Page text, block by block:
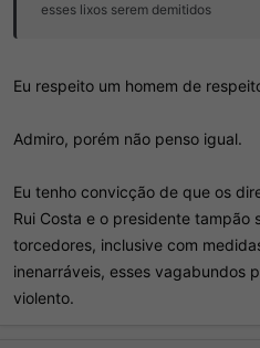
esses lixos serem demitidos
Eu respeito um homem de
Admiro, porém não penso igual.
Eu tenho convicção de que os
Rui Costa e o presidente
torcedores, inclusive com
inenarráveis, esses vagabundos
violento.